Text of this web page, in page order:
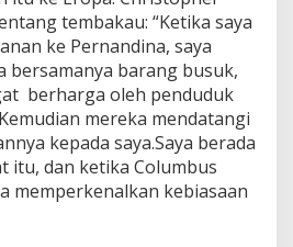
tembakau: “Ketika saya
ke Pernandina, saya
bersamanya barang busuk,
berharga oleh penduduk
mereka mendatangi
kepada saya.Saya berada
itu, dan ketika Columbus
memperkenalkan kebiasaan